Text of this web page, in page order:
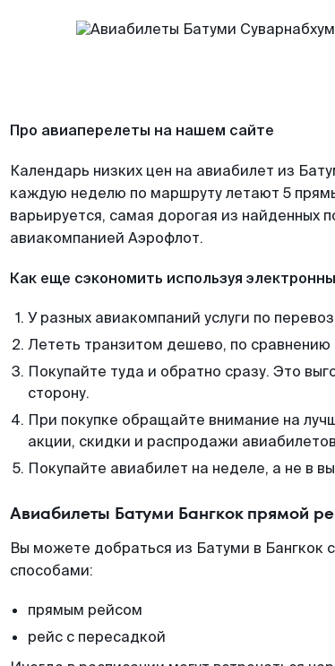
Про авиаперелеты на нашем сайте
Календарь низких цен на авиабилет из
каждую неделю по маршруту летают 5
варьируется, самая дорогая из найденных
авиакомпанией Аэрофлот.
Как еще сэкономить используя
У разных авиакомпаний услуги по
Лететь транзитом дешево, по сравнению
Покупайте туда и обратно сразу. Это
сторону.
При покупке обращайте внимание на
акции, скидки и распродажи
Покупайте авиабилет на неделе, а не в
Авиабилеты Батуми Бангкок прямой
Вы можете добраться из Батуми в Бангкок
способами:
прямым рейсом
рейс с пересадкой